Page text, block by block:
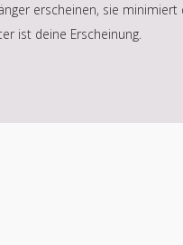
erscheinen, sie
ist deine Erscheinung.